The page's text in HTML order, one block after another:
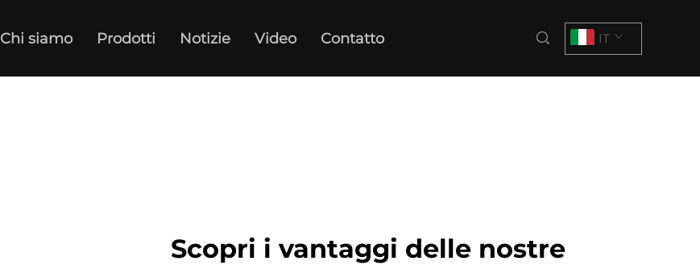
Chi siamo Prodotti Notizie Video Contatto IT
Scopri i vantaggi delle nostre